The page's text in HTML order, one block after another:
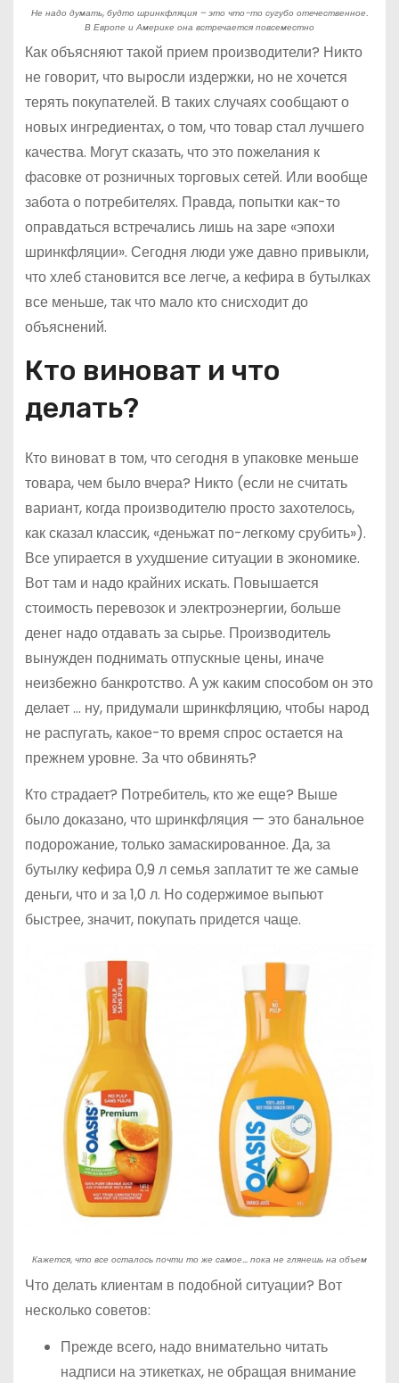
Не надо думать, будто шринкфляция – это что-то сугубо отечественное.
В Европе и Америке она встречается повсеместно
Как объясняют такой прием производители? Никто
не говорит, что выросли издержки, но не хочется
терять покупателей. В таких случаях сообщают о
новых ингредиентах, о том, что товар стал лучшего
качества. Могут сказать, что это пожелания к
фасовке от розничных торговых сетей. Или вообще
забота о потребителях. Правда, попытки как-то
оправдаться встречались лишь на заре «эпохи
шринкфляции». Сегодня люди уже давно привыкли,
что хлеб становится все легче, а кефира в бутылках
все меньше, так что мало кто снисходит до
объяснений.
Кто виноват и что
делать?
Кто виноват в том, что сегодня в упаковке меньше
товара, чем было вчера? Никто (если не считать
вариант, когда производителю просто захотелось,
как сказал классик, «деньжат по-легкому срубить»).
Все упирается в ухудшение ситуации в экономике.
Вот там и надо крайних искать. Повышается
стоимость перевозок и электроэнергии, больше
денег надо отдавать за сырье. Производитель
вынужден поднимать отпускные цены, иначе
неизбежно банкротство. А уж каким способом он это
делает … ну, придумали шринкфляцию, чтобы народ
не распугать, какое-то время спрос остается на
прежнем уровне. За что обвинять?
Кто страдает? Потребитель, кто же еще? Выше
было доказано, что шринкфляция — это банальное
подорожание, только замаскированное. Да, за
бутылку кефира 0,9 л семья заплатит те же самые
деньги, что и за 1,0 л. Но содержимое выпьют
быстрее, значит, покупать придется чаще.
Кажется, что все осталось почти то же самое… пока не глянешь на объем
Что делать клиентам в подобной ситуации? Вот
несколько советов:
Прежде всего, надо внимательно читать
надписи на этикетках, не обращая внимание